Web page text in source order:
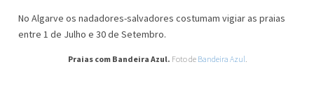
No Algarve os nadadores-salvadores costumam vigiar as praias
entre 1 de Julho e 30 de Setembro.
Praias com Bandeira Azul. Foto de Bandeira Azul.